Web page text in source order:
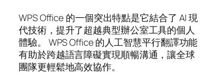
WPS Office 的一個突出特點是它結合了 AI 現
代技術，提升了超越典型辦公室工具的個人
體驗。 WPS Office 的人工智慧平行翻譯功能
有助於跨越語言障礙實現順暢溝通，讓全球
團隊更輕鬆地高效協作。